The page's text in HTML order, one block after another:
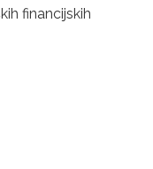
financijskih